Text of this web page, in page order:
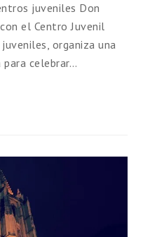
juveniles Don
el Centro Juvenil
organiza una
celebrar…